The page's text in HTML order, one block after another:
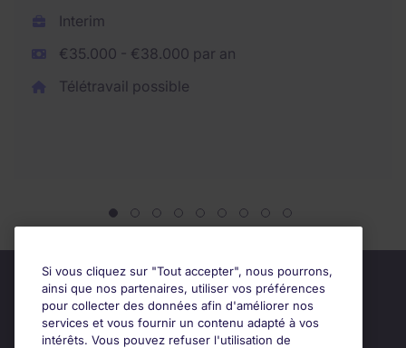
Interim
€35.000 - €38.000 par an
Télétravail possible
Si vous cliquez sur "Tout accepter", nous pourrons,
ainsi que nos partenaires, utiliser vos préférences
pour collecter des données afin d'améliorer nos
services et vous fournir un contenu adapté à vos
intérêts. Vous pouvez refuser l'utilisation de